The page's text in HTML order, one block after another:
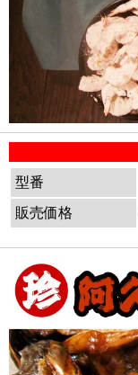
型番
販売価格